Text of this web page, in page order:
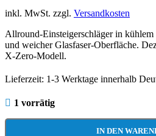
inkl. MwSt. zzgl. Versandkosten
Allround-Einsteigerschläger in
und weicher Glasfaser-Oberfläche.
X-Zero-Modell.
Lieferzeit: 1-3 Werktage innerhalb
1 vorrätig
IN DEN